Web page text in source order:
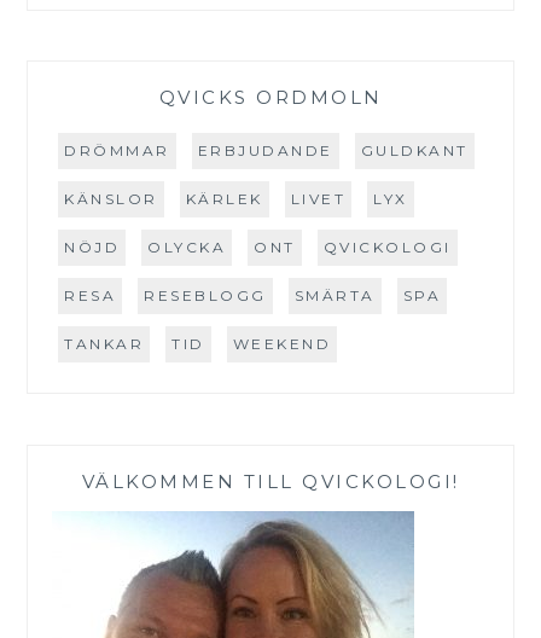
QVICKS ORDMOLN
DRÖMMAR ERBJUDANDE GULDKANT
KÄNSLOR KÄRLEK LIVET LYX
NÖJD OLYCKA ONT QVICKOLOGI
RESA RESEBLOGG SMÄRTA SPA
TANKAR TID WEEKEND
VÄLKOMMEN TILL QVICKOLOGI!